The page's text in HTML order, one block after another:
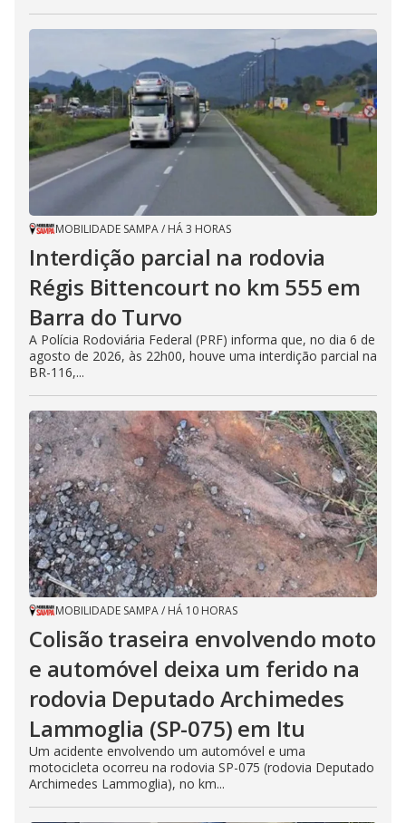
MOBILIDADE SAMPA/ HÁ 3 HORAS
Interdição parcial na rodovia
Régis Bittencourt no km 555 em
Barra do Turvo
A Polícia Rodoviária Federal (PRF) informa que, no dia 6 de
agosto de 2026, às 22h00, houve uma interdição parcial na
BR-116,...
MOBILIDADE SAMPA/ HÁ 10 HORAS
Colisão traseira envolvendo moto
e automóvel deixa um ferido na
rodovia Deputado Archimedes
Lammoglia (SP-075) em Itu
Um acidente envolvendo um automóvel e uma
motocicleta ocorreu na rodovia SP-075 (rodovia Deputado
Archimedes Lammoglia), no km...